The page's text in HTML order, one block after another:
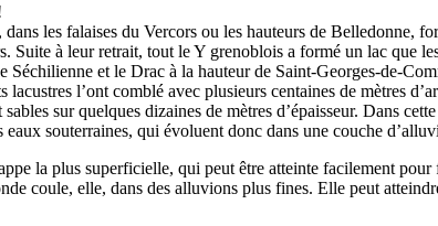
les falaises du Vercors ou les hauteurs de Belledonne,
Suite à leur retrait, tout le Y grenoblois a formé un lac que
et le Drac à la hauteur de Saint-Georges-de-
l’ont comblé avec plusieurs centaines de mètres
sur quelques dizaines de mètres d’épaisseur. Dans
souterraines, qui évoluent donc dans une couche
la plus superficielle, qui peut être atteinte facilement
coule, elle, dans des alluvions plus fines. Elle peut